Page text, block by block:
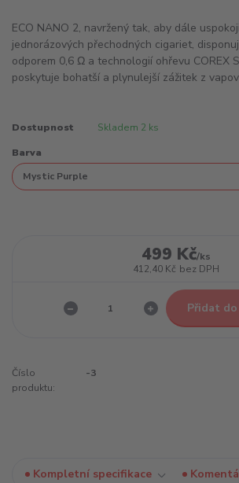
ECO NANO 2, navržený tak, aby dále
jednorázových přechodných cigariet,
odporem 0,6 Ω a technologií ohřevu COREX
poskytuje bohatší a plynulejší zážitek z
Dostupnost Skladem 2 ks
Barva
499 Kč/ks
412,40 Kč bez DPH
Přidat
Číslo
produktu:
-3
Kompletní specifikace